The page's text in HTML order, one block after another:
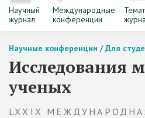
Научный
журнал
Международные
конференции
Научные конференции /Для
Исследования
ученых
LXXIX